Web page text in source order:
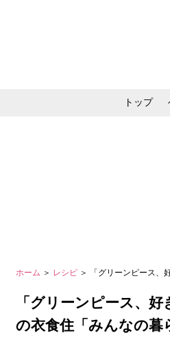
トップ
ホーム ＞ レシピ ＞ 「グリーンピース、
「グリーンピース、
の衣食住「みんなの暮